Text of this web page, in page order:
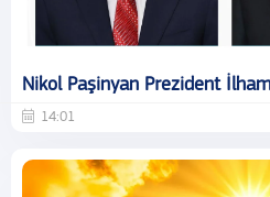
Nikol Paşinyan Prezident
14:01